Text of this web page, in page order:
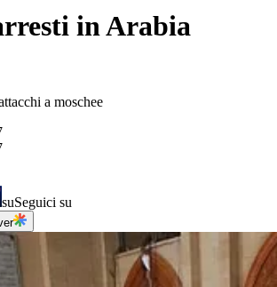
in Arabia
a moschee
suSeguici su